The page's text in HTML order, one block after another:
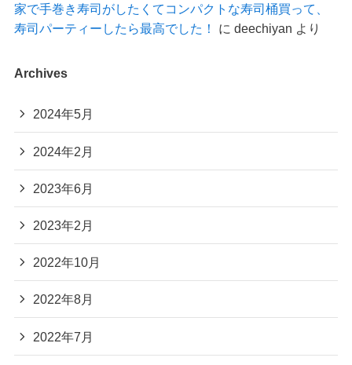
家で手巻き寿司がしたくてコンパクトな寿司桶買って、
寿司パーティーしたら最高でした！
に deechiyan より
Archives
2024年5月
2024年2月
2023年6月
2023年2月
2022年10月
2022年8月
2022年7月